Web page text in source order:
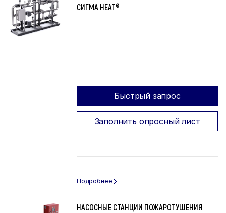
СИГМА HEAT®
Быстрый запрос
Заполнить опросный лист
НАСОСНЫЕ СТАНЦИИ ПОЖАРОТУШЕНИЯ